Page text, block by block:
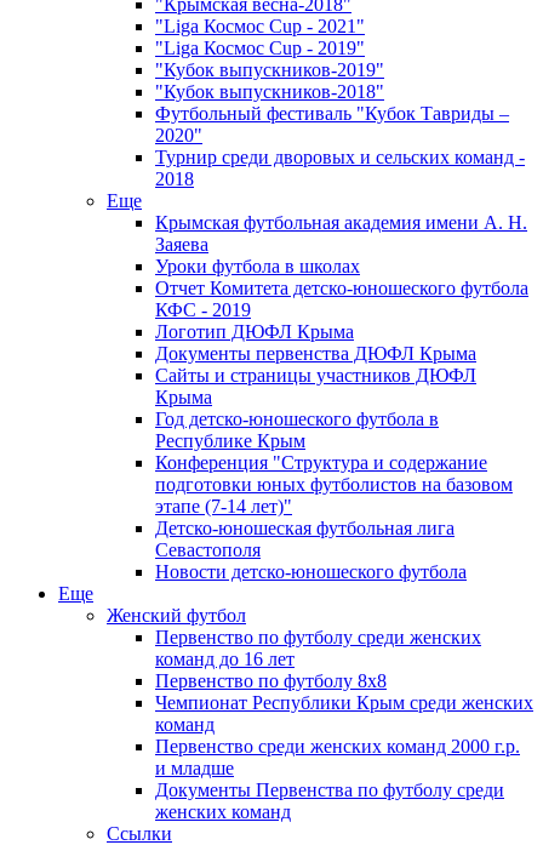
"Крымская весна-2018"
"Liga Космос Cup - 2021"
"Liga Космос Cup - 2019"
"Кубок выпускников-2019"
"Кубок выпускников-2018"
Футбольный фестиваль "Кубок Тавриды –
2020"
Турнир среди дворовых и сельских команд -
2018
Еще
Крымская футбольная академия имени А. Н.
Заяева
Уроки футбола в школах
Отчет Комитета детско-юношеского футбола
КФС - 2019
Логотип ДЮФЛ Крыма
Документы первенства ДЮФЛ Крыма
Сайты и страницы участников ДЮФЛ
Крыма
Год детско-юношеского футбола в
Республике Крым
Конференция "Структура и содержание
подготовки юных футболистов на базовом
этапе (7-14 лет)"
Детско-юношеская футбольная лига
Севастополя
Новости детско-юношеского футбола
Еще
Женский футбол
Первенство по футболу среди женских
команд до 16 лет
Первенство по футболу 8х8
Чемпионат Республики Крым среди женских
команд
Первенство среди женских команд 2000 г.р.
и младше
Документы Первенства по футболу среди
женских команд
Ссылки